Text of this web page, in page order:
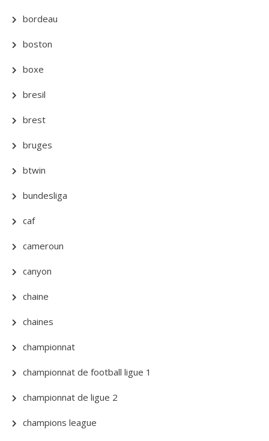
bordeau
boston
boxe
bresil
brest
bruges
btwin
bundesliga
caf
cameroun
canyon
chaine
chaines
championnat
championnat de football ligue 1
championnat de ligue 2
champions league